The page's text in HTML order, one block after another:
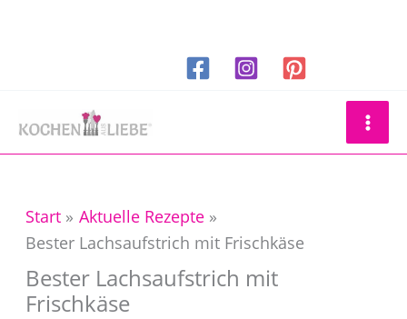
Start
Aktuelle Rezepte
Bester Lachsaufstrich mit Frischkäse
Bester Lachsaufstrich mit
Frischkäse